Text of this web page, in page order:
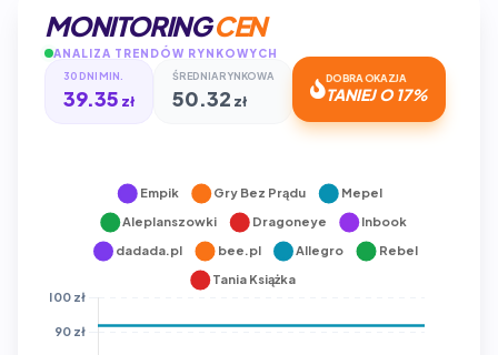
MONITORINGCEN
ANALIZA TRENDÓW RYNKOWYCH
30 DNI MIN.
39.35 zł
ŚREDNIA RYNKOWA
50.32 zł
DOBRA OKAZJA
TANIEJ O 17%